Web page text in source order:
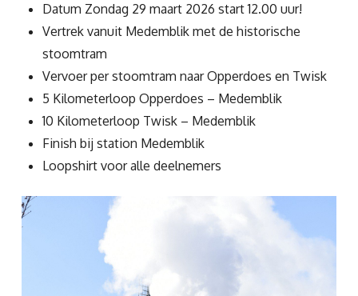
Datum Zondag 29 maart 2026 start 12.00 uur!
Vertrek vanuit Medemblik met de historische
stoomtram
Vervoer per stoomtram naar Opperdoes en Twisk
5 Kilometerloop Opperdoes – Medemblik
10 Kilometerloop Twisk – Medemblik
Finish bij station Medemblik
Loopshirt voor alle deelnemers